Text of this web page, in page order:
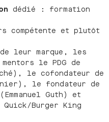
dédié : formation
compétente et plutôt
leur marque, les
le PDG de
le cofondateur de
le fondateur de
Guth) et
Burger King